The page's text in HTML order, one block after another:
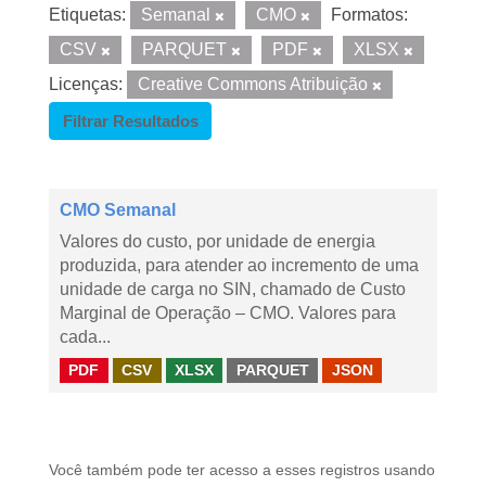
Etiquetas: Semanal CMO
Formatos:
CSV
PARQUET PDF
XLSX
Licenças:
Creative Commons Atribuição
Filtrar Resultados
CMO Semanal
Valores do custo, por unidade de energia
produzida, para atender ao incremento de uma
unidade de carga no SIN, chamado de Custo
Marginal de Operação – CMO. Valores para
cada...
PDF CSV XLSX PARQUET JSON
Você também pode ter acesso a esses registros usando